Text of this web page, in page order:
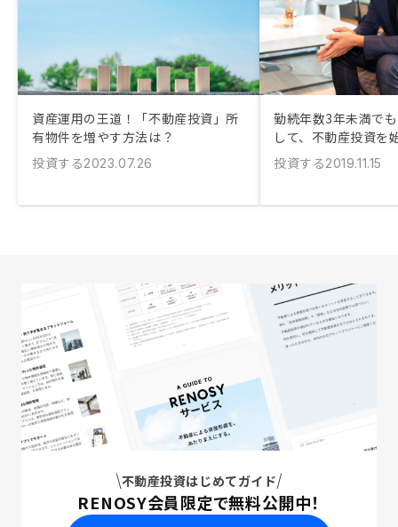
資産運用の王道！「不動産投資」所
有物件を増やす方法は？
投資する2023.07.26
勤続年数3年未満で
して、不動産投資を
投資する2019.11.15
不動産投資はじめてガイド
RENOSY会員限定で無料公開中！